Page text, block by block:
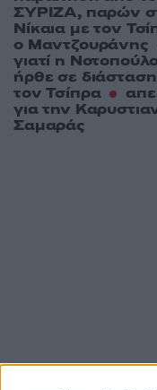
ΣΥΡΙΖΑ, παρών
Νίκαια με τον
ο Μαντζουράνης
γιατί η
ήρθε σε
τον Τσίπρα
για την
Σαμαράς